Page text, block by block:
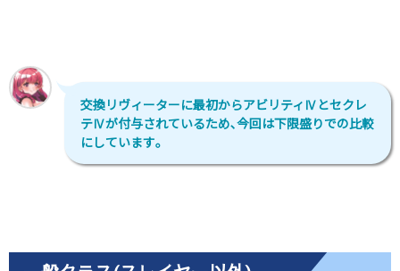
交換リヴィーターに最初からアビリティⅣとセクレ
テⅣが付与されているため､今回は下限盛りでの比較
にしています｡